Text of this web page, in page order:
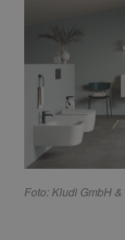
Foto: Kludi GmbH &